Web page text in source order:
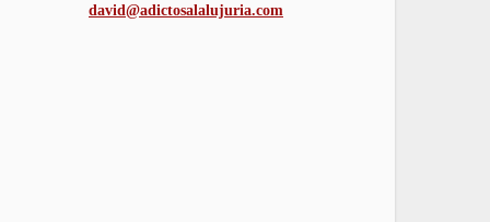
david@adictosalalujuria.com